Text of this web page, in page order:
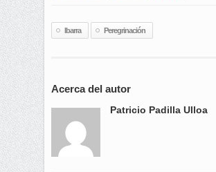
Ibarra Peregrinación
Acerca del autor
Patricio Padilla Ulloa